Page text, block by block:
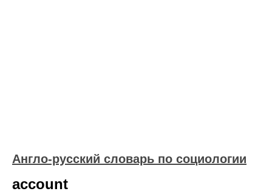
Англо-русский словарь по социологии
account